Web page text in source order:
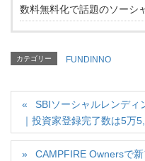
数料無料化で話題のソーシ
カテゴリー FUNDINNO
SBIソーシャルレンディ
｜投資家登録完了数は5万
CAMPFIRE Ownersで